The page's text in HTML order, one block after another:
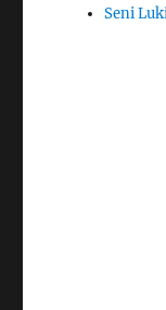
Seni